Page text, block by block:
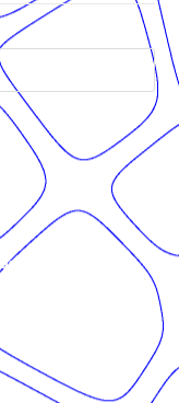
droits réservés -